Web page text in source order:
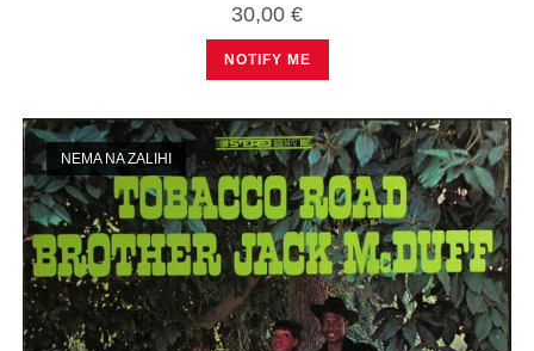
30,00 €
NOTIFY ME
NEMA NA ZALIHI